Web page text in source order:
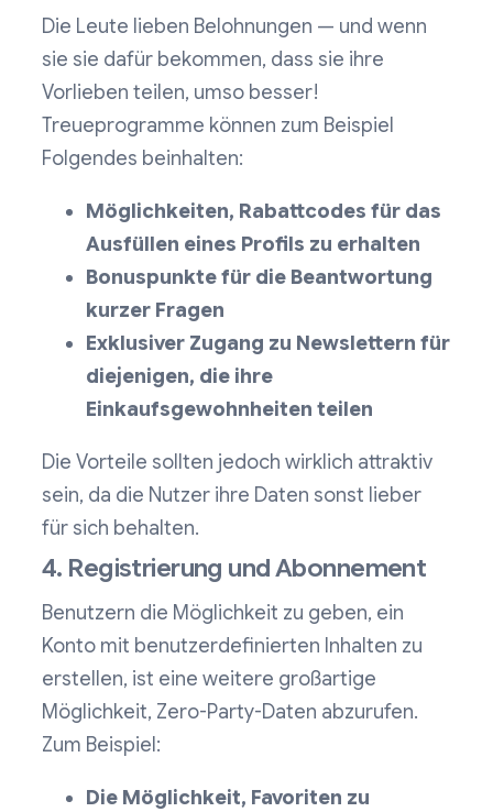
Die Leute lieben Belohnungen — und wenn
sie sie dafür bekommen, dass sie ihre
Vorlieben teilen, umso besser!
Treueprogramme können zum Beispiel
Folgendes beinhalten:
Möglichkeiten, Rabattcodes für das
Ausfüllen eines Profils zu erhalten
Bonuspunkte für die Beantwortung
kurzer Fragen
Exklusiver Zugang zu Newslettern für
diejenigen, die ihre
Einkaufsgewohnheiten teilen
Die Vorteile sollten jedoch wirklich attraktiv
sein, da die Nutzer ihre Daten sonst lieber
für sich behalten.
4. Registrierung und Abonnement
Benutzern die Möglichkeit zu geben, ein
Konto mit benutzerdefinierten Inhalten zu
erstellen, ist eine weitere großartige
Möglichkeit, Zero-Party-Daten abzurufen.
Zum Beispiel:
Die Möglichkeit, Favoriten zu